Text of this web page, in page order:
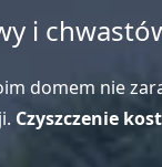
i
domem nie
Czyszczenie